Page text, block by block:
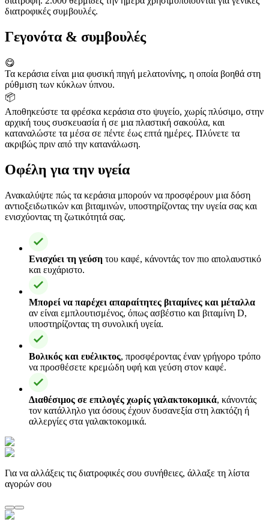
διατροφικές συμβουλές.
Γεγονότα & συμβουλές
😋
Τα κεράσια είναι μια φυσική πηγή μελατονίνης, η οποία βοηθά στη
ρύθμιση των κύκλων ύπνου.
📦
Αποθηκεύστε τα φρέσκα κεράσια στο ψυγείο, χωρίς πλύσιμο, στην
αρχική τους συσκευασία ή σε μια πλαστική σακούλα, και
καταναλώστε τα μέσα σε πέντε έως επτά ημέρες. Πλύνετε τα
ακριβώς πριν από την κατανάλωση.
Οφέλη για την υγεία
Ανακαλύψτε πώς τα κεράσια μπορούν να προσφέρουν μια δόση
αντιοξειδωτικών και βιταμινών, υποστηρίζοντας την υγεία σας και
ενισχύοντας τη ζωτικότητά σας.
Ενισχύει τη γεύση του καφέ, κάνοντάς τον πιο απολαυστικό
και ευχάριστο.
Μπορεί να παρέχει απαραίτητες βιταμίνες και μέταλλα
αν είναι εμπλουτισμένος, όπως ασβέστιο και βιταμίνη D,
υποστηρίζοντας τη συνολική υγεία.
Βολικός και ευέλικτος, προσφέροντας έναν γρήγορο τρόπο
να προσθέσετε κρεμώδη υφή και γεύση στον καφέ.
Διαθέσιμος σε επιλογές χωρίς γαλακτοκομικά, κάνοντάς
τον κατάλληλο για όσους έχουν δυσανεξία στη λακτόζη ή
αλλεργίες στα γαλακτοκομικά.
Για να αλλάξεις τις διατροφικές σου συνήθειες, άλλαξε τη λίστα
αγορών σου